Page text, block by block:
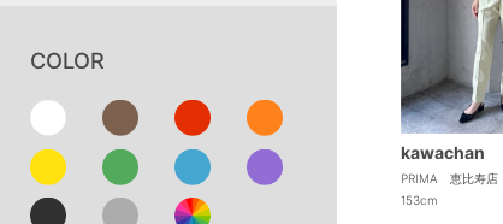
COLOR
kawachan
PRIMA 恵比寿店
153cm